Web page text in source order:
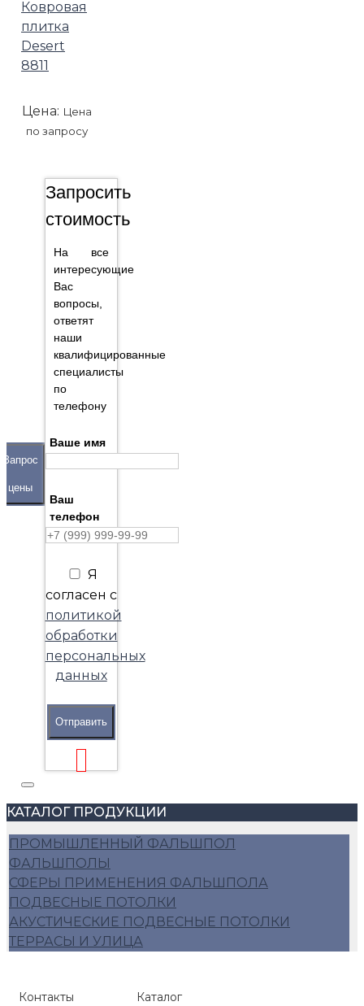
Ковровая
плитка
Desert
8811
Цена: Цена
по запросу
Запрос
цены
Запросить
стоимость
На все
интересующие
Вас
вопросы,
ответят
наши
квалифицированные
специалисты
по
телефону
Ваше имя
Ваш
телефон
Я
согласен с
политикой
обработки
персональных
данных
Отправить
КАТАЛОГ ПРОДУКЦИИ
ПРОМЫШЛЕННЫЙ ФАЛЬШПОЛ
ФАЛЬШПОЛЫ
СФЕРЫ ПРИМЕНЕНИЯ ФАЛЬШПОЛА
ПОДВЕСНЫЕ ПОТОЛКИ
АКУСТИЧЕСКИЕ ПОДВЕСНЫЕ ПОТОЛКИ
ТЕРРАСЫ И УЛИЦА
Контакты
Каталог